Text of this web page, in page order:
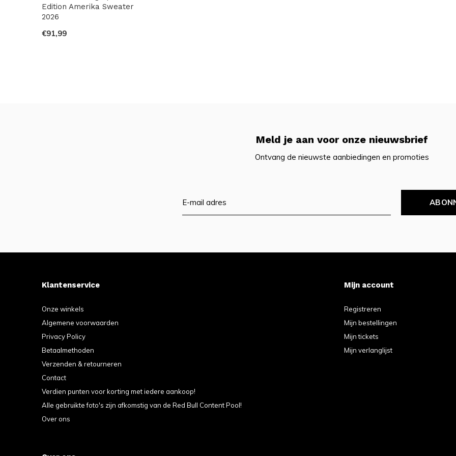
Edition Amerika Sweater
2026
€91,99
Meld je aan voor onze nieuwsbrief
Ontvang de nieuwste aanbiedingen en promoties
Klantenservice
Onze winkels
Algemene voorwaarden
Privacy Policy
Betaalmethoden
Verzenden & retourneren
Contact
Verdien punten voor korting met iedere aankoop!
Alle gebruikte foto's zijn afkomstig van de Red Bull Content Pool!
Over ons
Mijn account
Registreren
Mijn bestellingen
Mijn tickets
Mijn verlanglijst